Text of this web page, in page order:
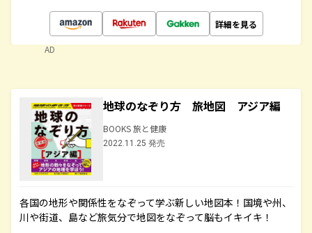
詳細を見る
AD
地球のなぞり方 旅地図 アジア編
BOOKS 旅と健康
2022.11.25 発売
各国の地形や関係性をなぞって学ぶ新しい地図本！国境や州、
川や街道、島など旅気分で地図をなぞって脳もイキイキ！